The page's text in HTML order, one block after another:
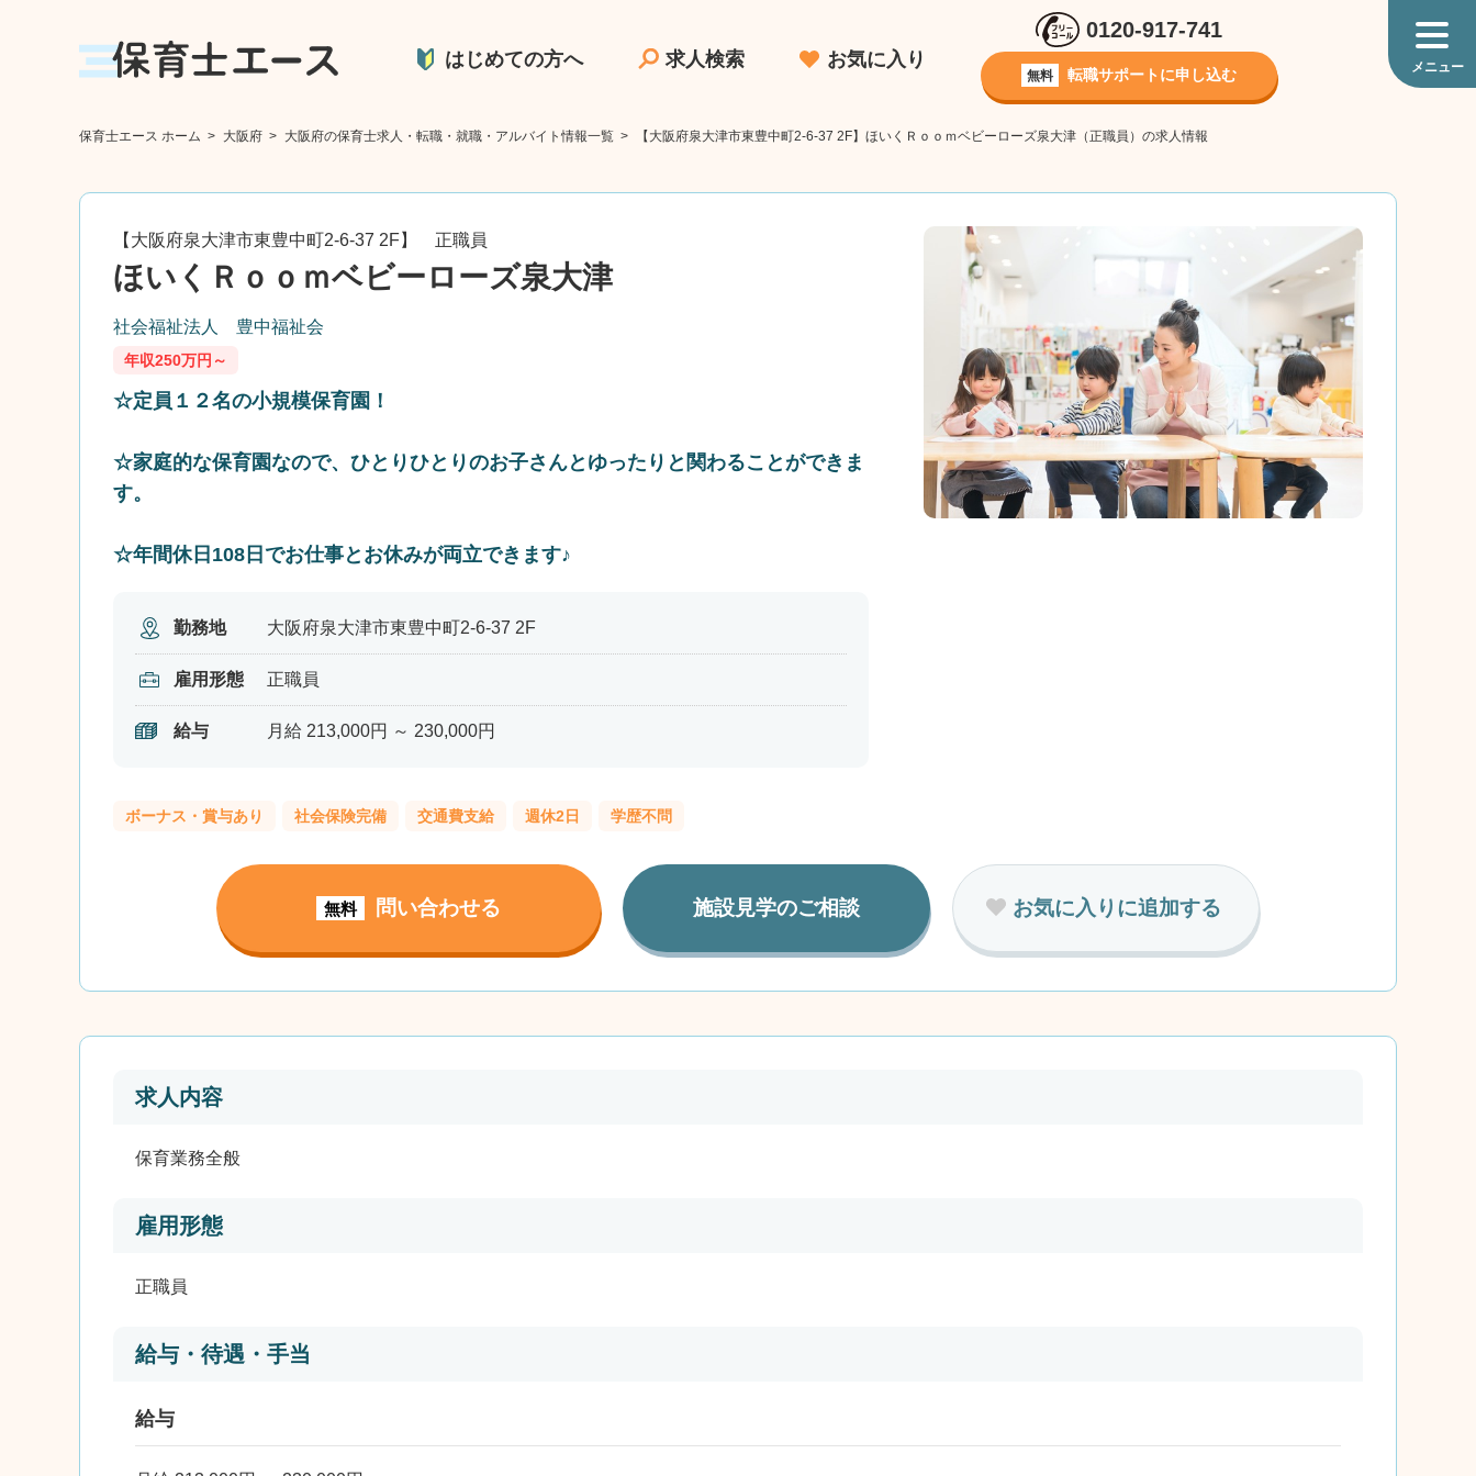
はじめての方へ 求人検索 お気に入り
0120-917-741
無料 転職サポートに申し込む
保育士エース ホーム > 大阪府 > 大阪府の保育士求人・転職・就職・アルバイト情報一覧 > 【大阪府泉大津市東豊中町2-6-37 2F】ほいくＲｏｏｍベビーローズ泉大津（正職員）の求人情報
☆定員１２名の小規模保育園！
☆家庭的な保育園なので、ひとりひとりのお子さんとゆったりと関わることができま
す。
☆年間休日108日でお仕事とお休みが両立できます♪
【大阪府泉大津市東豊中町2-6-37 2F】 正職員
ほいくＲｏｏｍベビーローズ泉大津
社会福祉法人 豊中福祉会
年収250万円～
勤務地 大阪府泉大津市東豊中町2-6-37 2F
雇用形態 正職員
給与 月給 213,000円 ～ 230,000円
ボーナス・賞与あり 社会保険完備 交通費支給 週休2日 学歴不問
無料 問い合わせる 施設見学のご相談 お気に入りに追加する
求人内容
保育業務全般
雇用形態
正職員
給与・待遇・手当
給与